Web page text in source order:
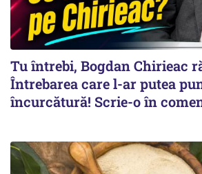
Tu întrebi, Bogdan Chirieac
Întrebarea care l-ar putea
încurcătură! Scrie-o în